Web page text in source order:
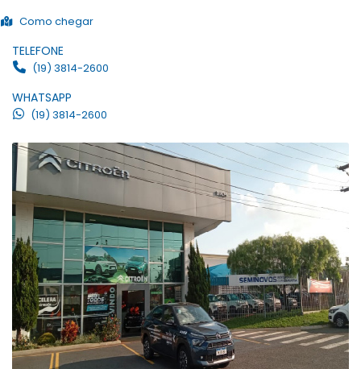
Como chegar
TELEFONE
(19) 3814-2600
WHATSAPP
(19) 3814-2600